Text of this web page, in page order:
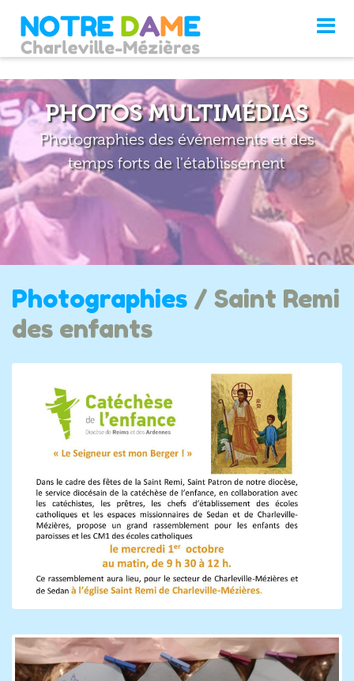
PHOTOS MULTIMÉDIAS
Photographies des événements et des
temps forts de l'établissement
Photographies / Saint Remi
des enfants